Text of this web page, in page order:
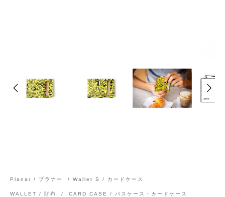
Planar / プラナー / Wallet S / カードケース
WALLET / 財布 / CARD CASE / パスケース・カードケース